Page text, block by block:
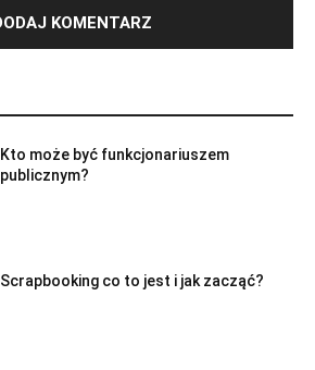
Kto może być funkcjonariuszem
publicznym?
Scrapbooking co to jest i jak zacząć?